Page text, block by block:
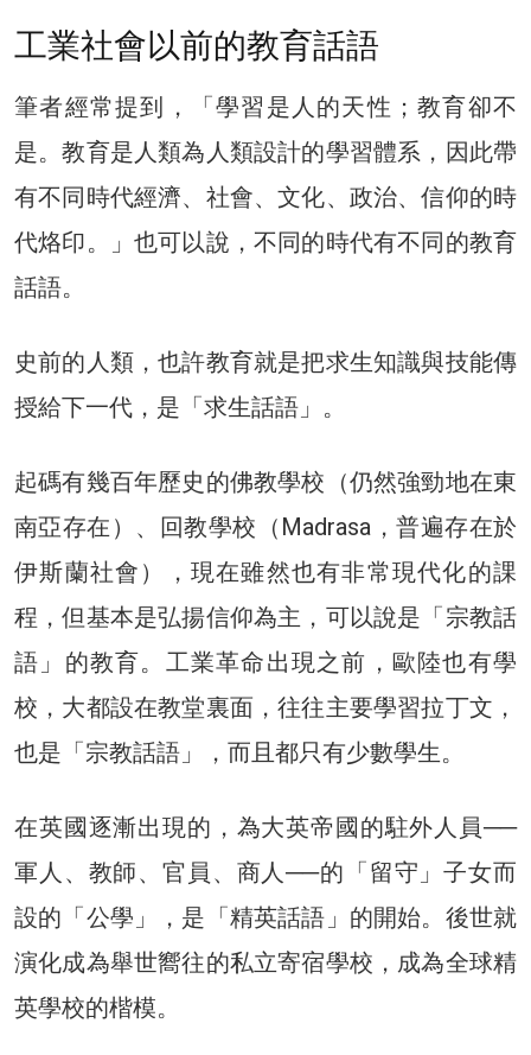
工業社會以前的教育話語
筆者經常提到，「學習是人的天性；教育卻不
是。教育是人類為人類設計的學習體系，因此帶
有不同時代經濟、社會、文化、政治、信仰的時
代烙印。」也可以說，不同的時代有不同的教育
話語。
史前的人類，也許教育就是把求生知識與技能傳
授給下一代，是「求生話語」。
起碼有幾百年歷史的佛教學校（仍然強勁地在東
南亞存在）、回教學校（Madrasa，普遍存在於
伊斯蘭社會），現在雖然也有非常現代化的課
程，但基本是弘揚信仰為主，可以說是「宗教話
語」的教育。工業革命出現之前，歐陸也有學
校，大都設在教堂裏面，往往主要學習拉丁文，
也是「宗教話語」，而且都只有少數學生。
在英國逐漸出現的，為大英帝國的駐外人員──
軍人、教師、官員、商人──的「留守」子女而
設的「公學」，是「精英話語」的開始。後世就
演化成為舉世嚮往的私立寄宿學校，成為全球精
英學校的楷模。